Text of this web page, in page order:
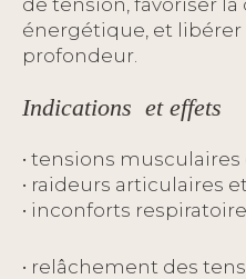
de tension, favoriser
énergétique, et libérer
profondeur.
Indications et effets
• tensions
• raideurs articulaires
• inconforts
• relâchement des